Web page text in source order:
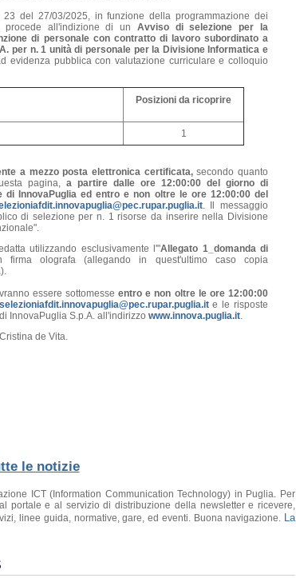
del 27/03/2025, in funzione della programmazione dei
procede all'indizione di un Avviso di selezione per la
di personale con contratto di lavoro subordinato a
per n. 1 unità di personale per la Divisione Informatica e
evidenza pubblica con valutazione curriculare e colloquio
Posizioni da ricoprire
1
a mezzo posta elettronica certificata,secondo quanto
pagina, a partire dalle ore 12:00:00 del giorno di
InnovaPuglia ed entro e non oltre le ore 12:00:00 del
. Il messaggio
di selezione per n. 1 risorse da inserire nella Divisione
utilizzando esclusivamente l'"Allegato 1_domanda di
firma olografa (allegando in quest'ultimo caso copia
essere sottomesseentro e non oltre le ore 12:00:00
selezioniafdit.innovapuglia@pec.rupar.puglia.it e le risposte
InnovaPuglia S.p.A. all'indirizzo www.innova.puglia.it
de Vita.
le notizie
ICT (Information Communication Technology) in Puglia. Per
portale e al servizio di distribuzione della newsletter e ricevere,
linee guida, normative, gare, ed eventi. Buona navigazione. La